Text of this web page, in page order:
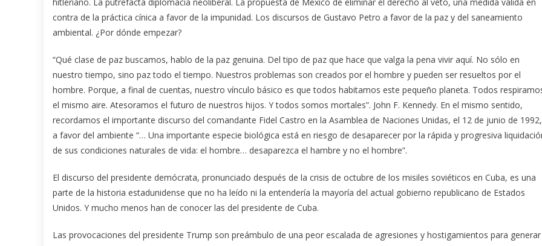
contra de la práctica cínica a favor de la impunidad. Los discursos de Gustavo Petro a favor de la paz y del saneamiento
ambiental. ¿Por dónde empezar?
“Qué clase de paz buscamos, hablo de la paz genuina. Del tipo de paz que hace que valga la pena vivir aquí. No sólo en
nuestro tiempo, sino paz todo el tiempo. Nuestros problemas son creados por el hombre y pueden ser resueltos por el
hombre. Porque, a final de cuentas, nuestro vínculo básico es que todos habitamos este pequeño planeta. Todos
el mismo aire. Atesoramos el futuro de nuestros hijos. Y todos somos mortales”. John F. Kennedy. En el mismo sentido,
recordamos el importante discurso del comandante Fidel Castro en la Asamblea de Naciones Unidas, el 12 de junio de 1992,
a favor del ambiente “… Una importante especie biológica está en riesgo de desaparecer por la rápida y progresiva
de sus condiciones naturales de vida: el hombre… desaparezca el hambre y no el hombre”.
El discurso del presidente demócrata, pronunciado después de la crisis de octubre de los misiles soviéticos en Cuba, es una
parte de la historia estadunidense que no ha leído ni la entendería la mayoría del actual gobierno republicano de Estados
Unidos. Y mucho menos han de conocer las del presidente de Cuba.
Las provocaciones del presidente Trump son preámbulo de una peor escalada de agresiones y hostigamientos para generar